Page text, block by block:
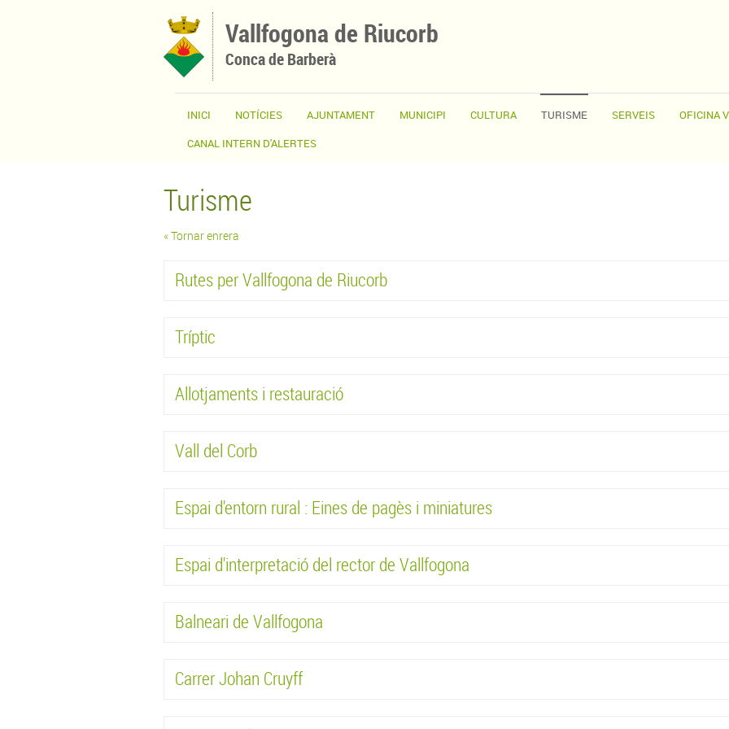
Vallfogona de Riucorb
Conca de Barberà
INICI NOTÍCIES AJUNTAMENT MUNICIPI CULTURA TURISME SERVEIS
OFICINA
CANAL INTERN D'ALERTES
Turisme
« Tornar enrera
Rutes per Vallfogona de Riucorb
Tríptic
Allotjaments i restauració
Vall del Corb
Espai d'entorn rural : Eines de pagès i miniatures
Espai d'interpretació del rector de Vallfogona
Balneari de Vallfogona
Carrer Johan Cruyff